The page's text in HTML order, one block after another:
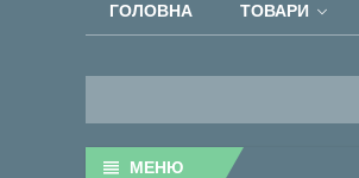
ГОЛОВНА ТОВАРИ